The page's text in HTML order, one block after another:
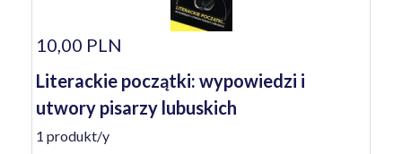
10,00 PLN
Literackie początki: wypowiedzi i
utwory pisarzy lubuskich
1 produkt/y